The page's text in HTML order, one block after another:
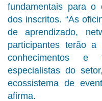
fundamentais para o
dos inscritos. “As
de aprendizado,
participantes terão a
conhecimentos e
especialistas do
ecossistema de
afirma.